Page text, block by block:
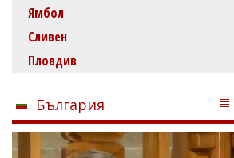
Ямбол
Сливен
Пловдив
България